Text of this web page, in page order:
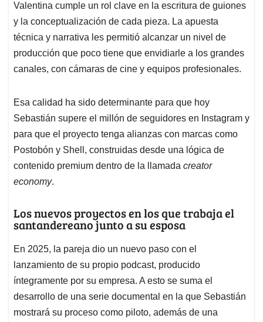
Valentina cumple un rol clave en la escritura de guiones
y la conceptualización de cada pieza. La apuesta
técnica y narrativa les permitió alcanzar un nivel de
producción que poco tiene que envidiarle a los grandes
canales, con cámaras de cine y equipos profesionales.
Esa calidad ha sido determinante para que hoy
Sebastián supere el millón de seguidores en Instagram y
para que el proyecto tenga alianzas con marcas como
Postobón y Shell, construidas desde una lógica de
contenido premium dentro de la llamada creator
economy.
Los nuevos proyectos en los que trabaja el
santandereano junto a su esposa
En 2025, la pareja dio un nuevo paso con el
lanzamiento de su propio podcast, producido
íntegramente por su empresa. A esto se suma el
desarrollo de una serie documental en la que Sebastián
mostrará su proceso como piloto, además de una